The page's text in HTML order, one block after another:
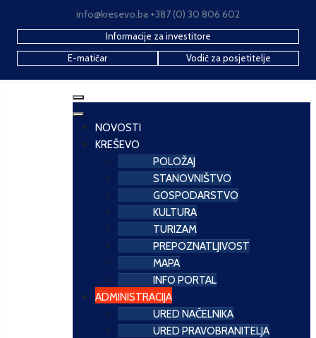
info@kresevo.ba +387 (0) 30 806 602
Informacije za investitore
E-matičar
Vodič za posjetitelje
NOVOSTI
KREŠEVO
POLOŽAJ
STANOVNIŠTVO
GOSPODARSTVO
KULTURA
TURIZAM
PREPOZNATLJIVOST
MAPA
INFO PORTAL
ADMINISTRACIJA
URED NAČELNIKA
URED PRAVOBRANITELJA